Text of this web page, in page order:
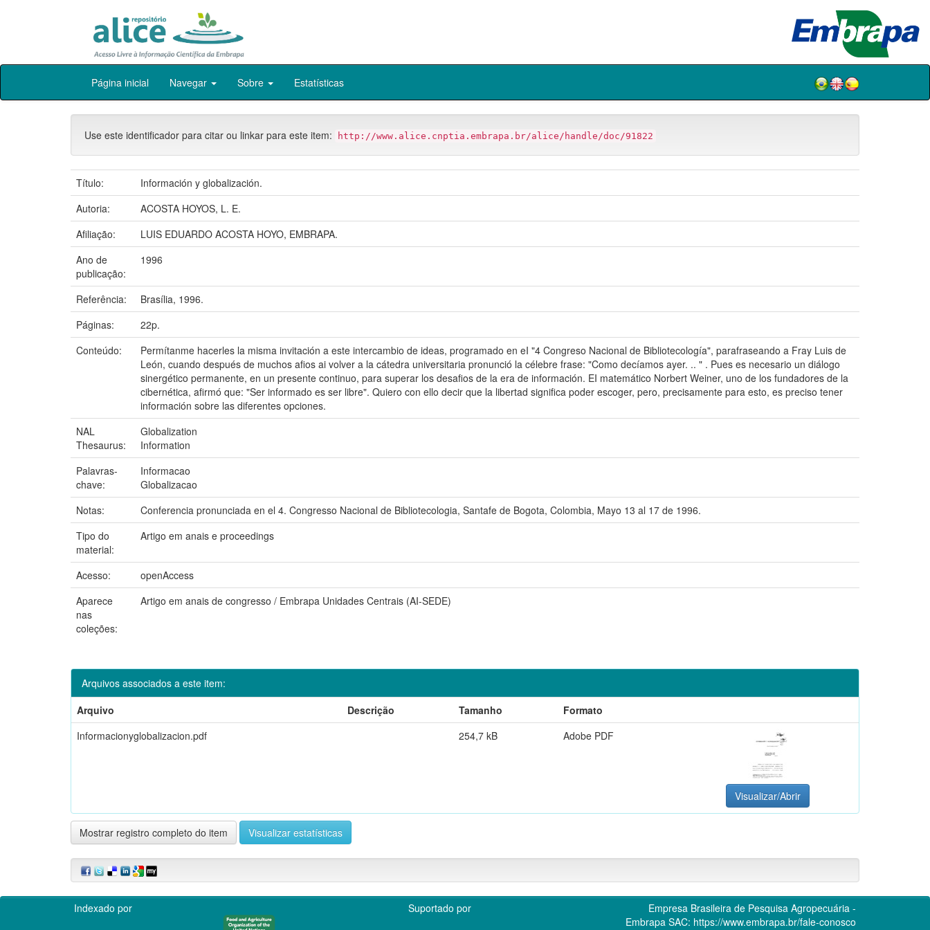
Skip
Página inicial Navegar Sobre Estatísticas
Use este identificador para citar ou linkar para este item: http://www.alice.cnptia.embrapa.br/alice/handle/doc/91822
Título:
Información y globalización.
Autoria:
ACOSTA HOYOS, L. E.
Afiliação:
LUIS EDUARDO ACOSTA HOYO, EMBRAPA.
Ano de
publicação:
1996
Referência:
Brasília, 1996.
Páginas:
22p.
Conteúdo:
Permítanme hacerles la misma invitación a este intercambio de ideas, programado en eI "4 Congreso Nacional de Bibliotecología", parafraseando a Fray Luis de
León, cuando después de muchos afios ai volver a la cátedra universitaria pronunció la célebre frase: "Como decíamos ayer. .. " . Pues es necesario un diálogo
sinergético permanente, en un presente continuo, para superar los desafios de la era de información. EI matemático Norbert Weiner, uno de los fundadores de la
cibernética, afirmó que: "Ser informado es ser libre". Quiero con ello decir que la libertad significa poder escoger, pero, precisamente para esto, es preciso tener
información sobre las diferentes opciones.
NAL
Thesaurus:
Globalization
Information
Palavras-
chave:
Informacao
Globalizacao
Notas:
Conferencia pronunciada en el 4. Congresso Nacional de Bibliotecologia, Santafe de Bogota, Colombia, Mayo 13 al 17 de 1996.
Tipo do
material:
Artigo em anais e proceedings
Acesso:
openAccess
Aparece
nas
coleções:
Artigo em anais de congresso / Embrapa Unidades Centrais (AI-SEDE)
Arquivos associados a este item:
Arquivo
Descrição Tamanho
Formato
Informacionyglobalizacion.pdf
254,7 kB Adobe PDF
Visualizar/Abrir
Mostrar registro completo do item Visualizar estatísticas
Indexado por Suportado por
Empresa Brasileira de Pesquisa Agropecuária -
Embrapa SAC: https://www.embrapa.br/fale-conosco